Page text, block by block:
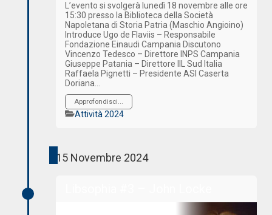
L’evento si svolgerà lunedì 18 novembre alle ore
15:30 presso la Biblioteca della Società
Napoletana di Storia Patria (Maschio Angioino)
Introduce Ugo de Flaviis – Responsabile
Fondazione Einaudi Campania Discutono
Vincenzo Tedesco – Direttore INPS Campania
Giuseppe Patania – Direttore IIL Sud Italia
Raffaela Pignetti – Presidente ASI Caserta
Doriana…
Approfondisci...
Categorie
Attività 2024
15 Novembre 2024